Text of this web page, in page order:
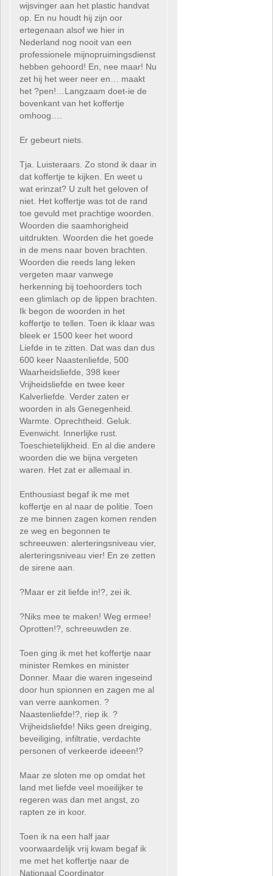
wijsvinger aan het plastic handvat
op. En nu houdt hij zijn oor
ertegenaan alsof we hier in
Nederland nog nooit van een
professionele mijnopruimingsdienst
hebben gehoord! En, nee maar! Nu
zet hij het weer neer en… maakt
het ?pen!…Langzaam doet-ie de
bovenkant van het koffertje
omhoog….
Er gebeurt niets.
Tja. Luisteraars. Zo stond ik daar in
dat koffertje te kijken. En weet u
wat erinzat? U zult het geloven of
niet. Het koffertje was tot de rand
toe gevuld met prachtige woorden.
Woorden die saamhorigheid
uitdrukten. Woorden die het goede
in de mens naar boven brachten.
Woorden die reeds lang leken
vergeten maar vanwege
herkenning bij toehoorders toch
een glimlach op de lippen brachten.
Ik begon de woorden in het
koffertje te tellen. Toen ik klaar was
bleek er 1500 keer het woord
Liefde in te zitten. Dat was dan dus
600 keer Naastenliefde, 500
Waarheidsliefde, 398 keer
Vrijheidsliefde en twee keer
Kalverliefde. Verder zaten er
woorden in als Genegenheid.
Warmte. Oprechtheid. Geluk.
Evenwicht. Innerlijke rust.
Toeschietelijkheid. En al die andere
woorden die we bijna vergeten
waren. Het zat er allemaal in.
Enthousiast begaf ik me met
koffertje en al naar de politie. Toen
ze me binnen zagen komen renden
ze weg en begonnen te
schreeuwen: alerteringsniveau vier,
alerteringsniveau vier! En ze zetten
de sirene aan.
?Maar er zit liefde in!?, zei ik.
?Niks mee te maken! Weg ermee!
Oprotten!?, schreeuwden ze.
Toen ging ik met het koffertje naar
minister Remkes en minister
Donner. Maar die waren ingeseind
door hun spionnen en zagen me al
van verre aankomen. ?
Naastenliefde!?, riep ik. ?
Vrijheidsliefde! Niks geen dreiging,
beveiliging, infiltratie, verdachte
personen of verkeerde ideeen!?
Maar ze sloten me op omdat het
land met liefde veel moeilijker te
regeren was dan met angst, zo
rapten ze in koor.
Toen ik na een half jaar
voorwaardelijk vrij kwam begaf ik
me met het koffertje naar de
Nationaal Coordinator